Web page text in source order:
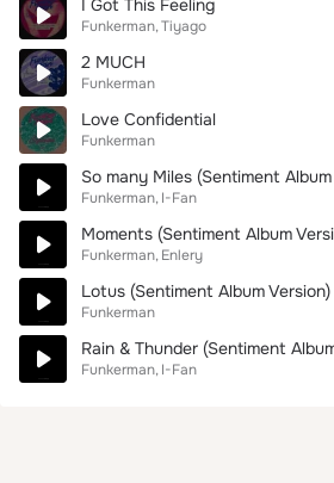
I Got This Feeling
Funkerman Tiyago
2 MUCH
Funkerman
Love Confidential
Funkerman
So many Miles (Sentiment
Funkerman I-Fan
Moments (Sentiment Album
Funkerman Enlery
Lotus (Sentiment Album Version)
Funkerman
Rain & Thunder (Sentiment
Funkerman I-Fan